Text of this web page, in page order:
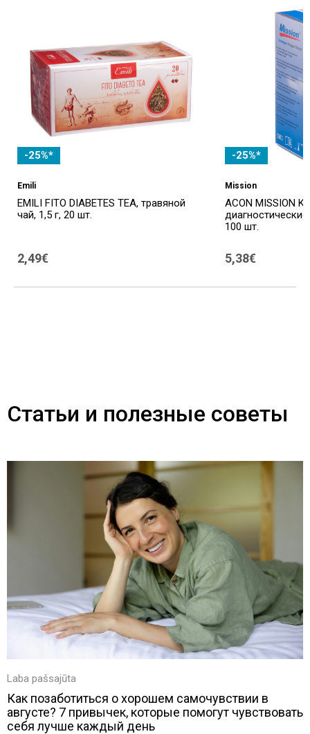
-25%*
Emili
EMILI FITO DIABETES TEA, травяной
чай, 1,5 г, 20 шт.
2,49€
-25%*
Mission
ACON MISSION
100 шт.
5,38€
Статьи и полезные советы
Laba pašsajūta
Как позаботиться о хорошем самочувствии в
августе? 7 привычек, которые помогут чувствовать
себя лучше каждый день